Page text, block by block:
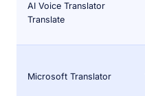
AI Voice Translator
Translate
Microsoft Translator